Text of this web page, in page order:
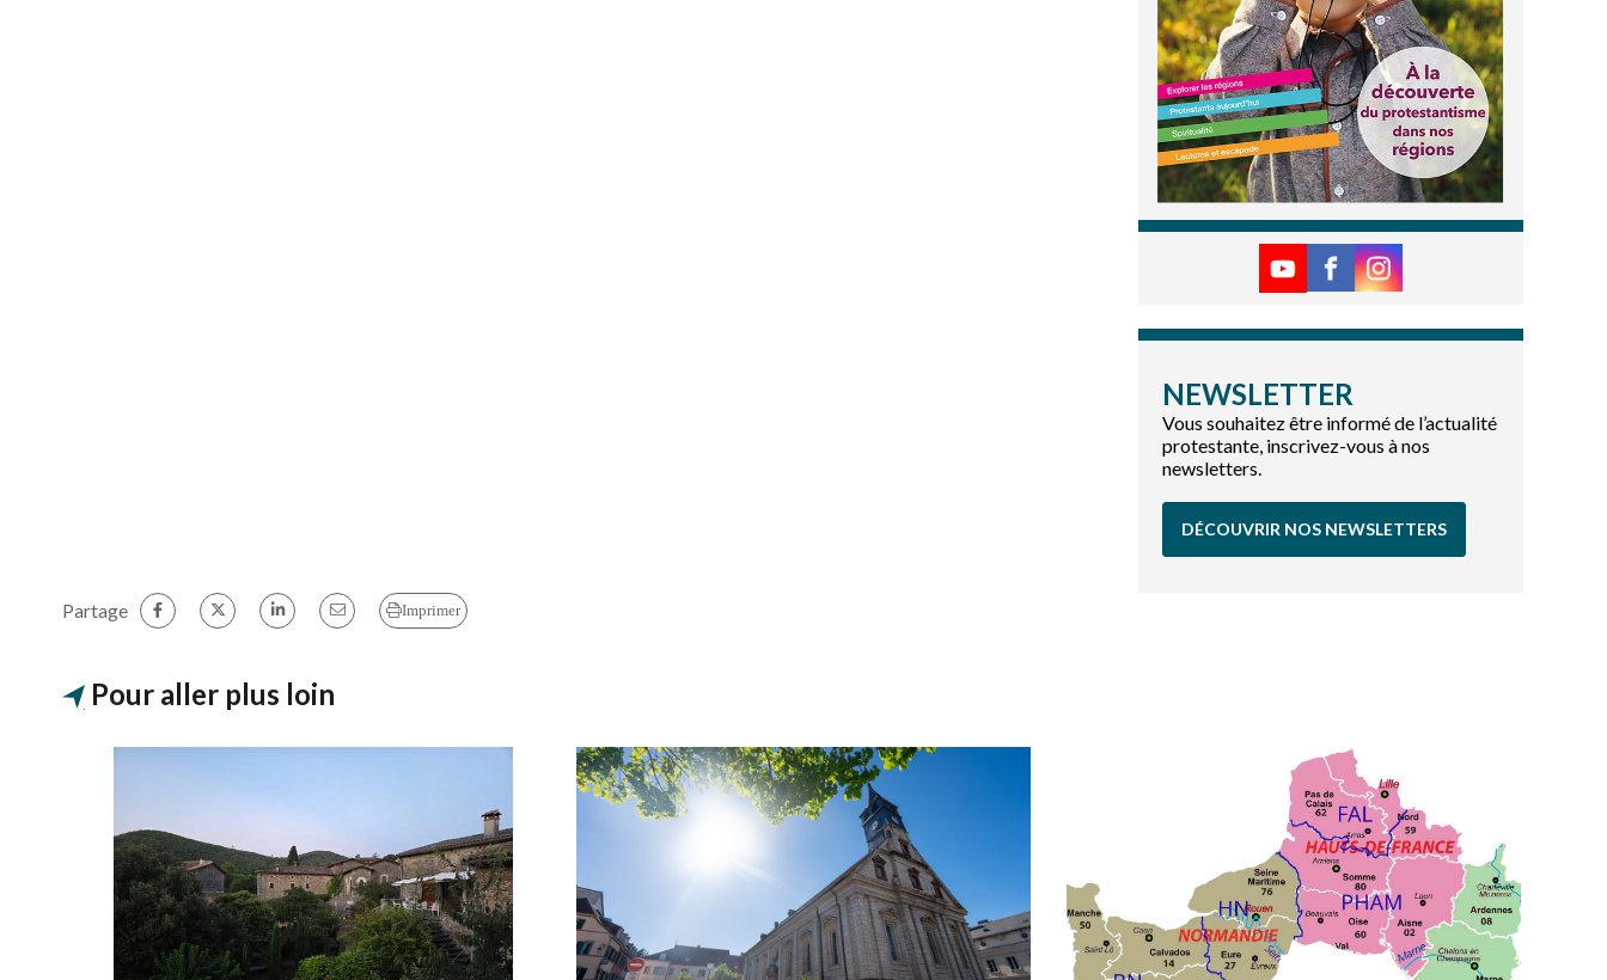
NEWSLETTER
Vous souhaitez être informé de l’actualité
protestante, inscrivez-vous à nos
newsletters.
DÉCOUVRIR NOS NEWSLETTERS
Partage Imprimer
Pour aller plus loin